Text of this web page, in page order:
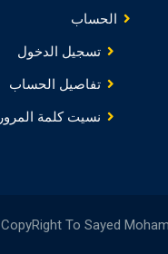
الحساب
تسجيل الدخول
تفاصيل الحساب
نسيت كلمة المرور
CopyRight To Sayed